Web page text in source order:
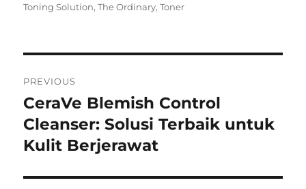
on
Toning Solution,The Ordinary,Toner
pos
PREVIOUS
Previous
post:
CeraVe Blemish Control
Cleanser: Solusi Terbaik untuk
Kulit Berjerawat